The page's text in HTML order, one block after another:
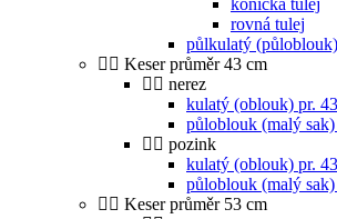
kónická tulej
rovná tulej
půlkulatý
Keser průměr 43 cm
nerez
kulatý (oblouk) pr.
půloblouk (malý
pozink
kulatý (oblouk) pr.
půloblouk (malý
Keser průměr 53 cm